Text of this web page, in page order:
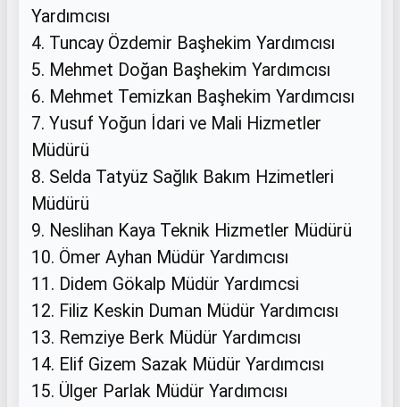
Yardımcısı
4. Tuncay Özdemir Başhekim Yardımcısı
5. Mehmet Doğan Başhekim Yardımcısı
6. Mehmet Temizkan Başhekim Yardımcısı
7. Yusuf Yoğun İdari ve Mali Hizmetler
Müdürü
8. Selda Tatyüz Sağlık Bakım Hzimetleri
Müdürü
9. Neslihan Kaya Teknik Hizmetler Müdürü
10. Ömer Ayhan Müdür Yardımcısı
11. Didem Gökalp Müdür Yardımcsi
12. Filiz Keskin Duman Müdür Yardımcısı
13. Remziye Berk Müdür Yardımcısı
14. Elif Gizem Sazak Müdür Yardımcısı
15. Ülger Parlak Müdür Yardımcısı